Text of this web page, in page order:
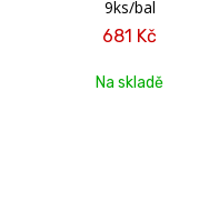
9ks/bal
681 Kč
Na skladě